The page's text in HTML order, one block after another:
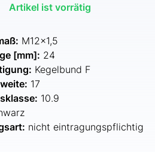
Artikel ist vorrätig
M12x1,5
[mm]: 24
Kegelbund F
17
10.9
nicht eintragungspflichtig